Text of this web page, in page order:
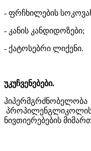
- ფრჩხილების
- კანის კანდიდოზები;
- ქატოსებრი ლიქენი.
უკუჩვენებები.
ჰიპერმგრძნობელობა
პროპილენგლიკოლის
ნივთიერებების